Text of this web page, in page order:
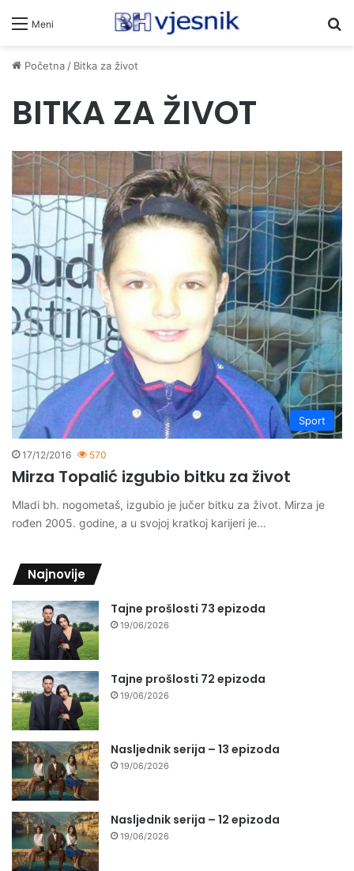
Meni
Početna/ Bitka za život
BITKA ZA ŽIVOT
Sport
17/12/2016 570
Mirza Topalić izgubio bitku za život
Mladi bh. nogometaš, izgubio je jučer bitku za život. Mirza je
rođen 2005. godine, a u svojoj kratkoj karijeri je…
Najnovije
Tajne prošlosti 73 epizoda
19/06/2026
Tajne prošlosti 72 epizoda
19/06/2026
Nasljednik serija – 13 epizoda
19/06/2026
Nasljednik serija – 12 epizoda
19/06/2026